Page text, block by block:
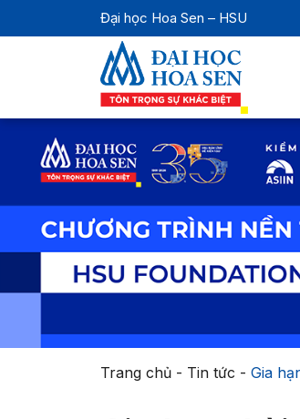
Đại học Hoa Sen – HSU
Trang chủ- Tin tức - Gia